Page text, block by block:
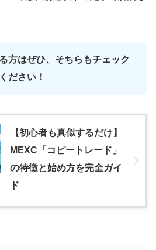
方はぜひ、そちらもチェック
ださい！
【初心者も真似するだけ】
MEXC「コピートレード」
の特徴と始め方を完全ガイ
ド